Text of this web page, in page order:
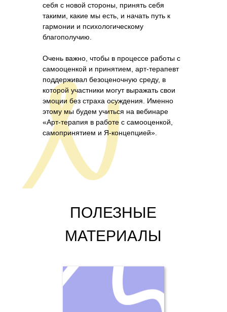
себя с новой стороны, принять себя
такими, какие мы есть, и начать путь к
гармонии и психологическому
благополучию.
Очень важно, чтобы в процессе работы с
самооценкой и принятием, арт-терапевт
поддерживал безоценочную среду, в
которой участники могут выражать свои
эмоции без страха осуждения. Именно
этому мы будем учиться на вебинаре
«Арт-терапия в работе с самооценкой,
самопринятием и Я-концепцией».
ПОЛЕЗНЫЕ
МАТЕРИАЛЫ